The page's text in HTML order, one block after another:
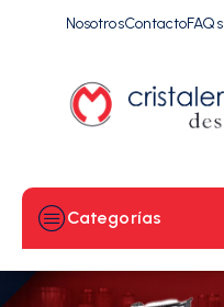
NosotrosContactoFAQs
Categorías